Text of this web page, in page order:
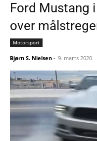
Ford Mustang
over
Motorsport
Bjørn S. Nielsen - 9. marts 2020